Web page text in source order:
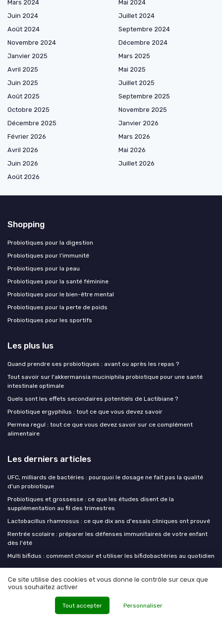
Mars 2024
Mai 2024
Juin 2024
Juillet 2024
Août 2024
Septembre 2024
Novembre 2024
Décembre 2024
Janvier 2025
Mars 2025
Avril 2025
Mai 2025
Juin 2025
Juillet 2025
Août 2025
Septembre 2025
Octobre 2025
Novembre 2025
Décembre 2025
Janvier 2026
Février 2026
Mars 2026
Avril 2026
Mai 2026
Juin 2026
Juillet 2026
Août 2026
Shopping
Probiotiques pour la digestion
Probiotiques pour l’immunité
Probiotiques pour la peau
Probiotiques pour la santé féminine
Probiotiques pour le bien-être mental
Probiotiques pour la perte de poids
Probiotiques pour les sportifs
Les plus lus
Quand prendre ses probiotiques : avant ou après les repas ?
Tout savoir sur l'akkermansia muciniphila probiotique pour une santé
intestinale optimale
Quels sont les effets secondaires potentiels de Lactibiane ?
Probiotique ergyphilus : tout ce que vous devez savoir
Permea regul : tout ce que vous devez savoir sur ce complément
alimentaire
Les derniers articles
UFC, milliards de bactéries : pourquoi le dosage ne fait pas la qualité
d'un probiotique
Probiotiques et grossesse : ce que les études disent de la
supplémentation au fil des trimestres
Lactobacillus rhamnosus : ce que dix ans d'essais cliniques ont prouvé
Rentrée scolaire : préparer les défenses immunitaires de votre enfant
dès l'été
Multi bifidus : comment choisir et utiliser les bifidobactéries au quotidien
Mes probiotiques
Ce site utilise des cookies et vous donne le contrôle sur ceux que
vous souhaitez activer
Tout accepter Personnaliser